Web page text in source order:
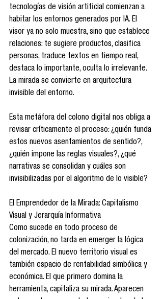
tecnologías de visión artificial comienzan a
habitar los entornos generados por IA. El
visor ya no solo muestra, sino que establece
relaciones: te sugiere productos, clasifica
personas, traduce textos en tiempo real,
destaca lo importante, oculta lo irrelevante.
La mirada se convierte en arquitectura
invisible del entorno.
Esta metáfora del colono digital nos obliga a
revisar críticamente el proceso: ¿quién funda
estos nuevos asentamientos de sentido?,
¿quién impone las reglas visuales?, ¿qué
narrativas se consolidan y cuáles son
invisibilizadas por el algoritmo de lo visible?
El Emprendedor de la Mirada: Capitalismo
Visual y Jerarquía Informativa
Como sucede en todo proceso de
colonización, no tarda en emerger la lógica
del mercado. El nuevo territorio visual es
también espacio de rentabilidad simbólica y
económica. El que primero domina la
herramienta, capitaliza su mirada. Aparecen